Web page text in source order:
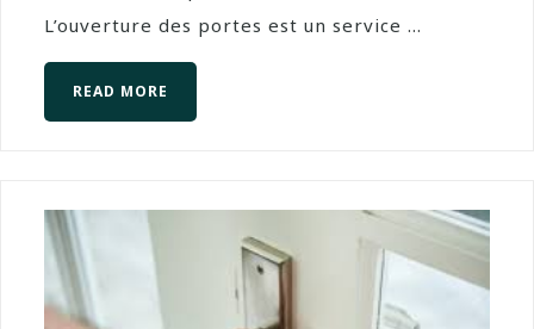
L’ouverture des portes est un service ...
READ MORE